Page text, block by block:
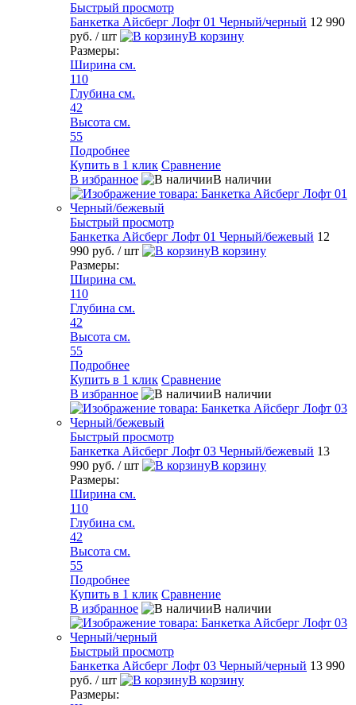
Быстрый просмотр
Банкетка Айсберг Лофт 01 Черный/черный 12 990
руб. / шт
В корзину
Размеры:
Ширина см.
110
Глубина см.
42
Высота см.
55
Подробнее
Купить в 1 клик Сравнение
В избранное
В наличии
Быстрый просмотр
Банкетка Айсберг Лофт 01 Черный/бежевый 12
990 руб. / шт
В корзину
Размеры:
Ширина см.
110
Глубина см.
42
Высота см.
55
Подробнее
Купить в 1 клик Сравнение
В избранное
В наличии
Быстрый просмотр
Банкетка Айсберг Лофт 03 Черный/бежевый 13
990 руб. / шт
В корзину
Размеры:
Ширина см.
110
Глубина см.
42
Высота см.
55
Подробнее
Купить в 1 клик Сравнение
В избранное
В наличии
Быстрый просмотр
Банкетка Айсберг Лофт 03 Черный/черный 13 990
руб. / шт
В корзину
Размеры: